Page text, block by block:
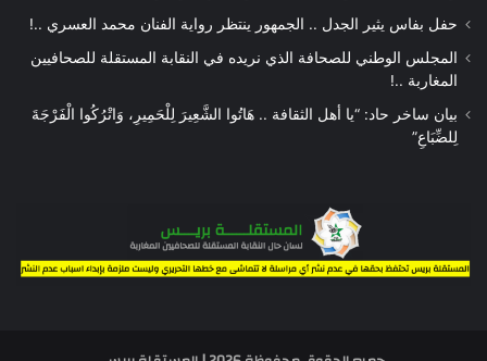
حفل بفاس يثير الجدل .. الجمهور ينتظر رواية الفنان محمد العسري ..!
المجلس الوطني للصحافة الذي نريده في النقابة المستقلة للصحافيين
المغاربة ..!
بيان ساخر حاد: “يا أهل الثقافة .. هَاتُوا الشَّعِيرَ لِلْحَمِيرِ، وَاتْرُكُوا الْفَرْجَةَ
لِلضِّبَاعِ”